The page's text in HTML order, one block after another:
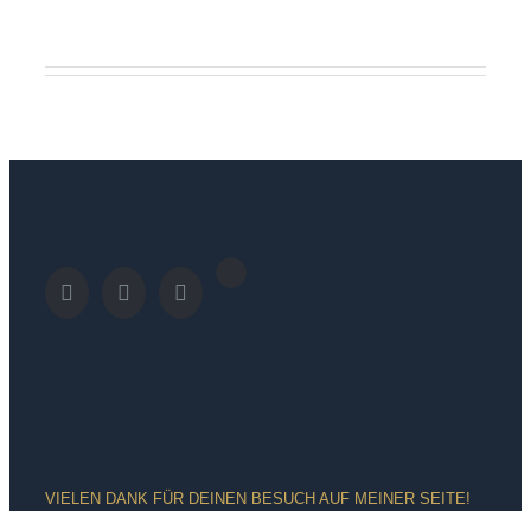
VIELEN DANK FÜR DEINEN BESUCH AUF MEINER SEITE!